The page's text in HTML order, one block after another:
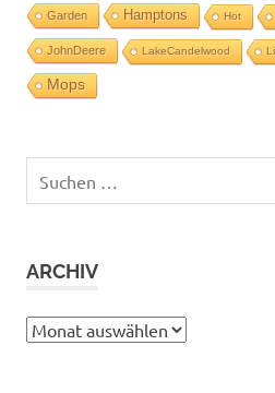
Garden Hamptons Hot
JohnDeere LakeCandelwood
Mops
nach:
ARCHIV
Archiv